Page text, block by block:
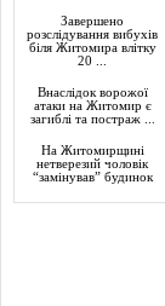
Завершено
розслідування вибухів
біля Житомира влітку
20 ...
Внаслідок ворожої
атаки на Житомир є
загиблі та постраж ...
На Житомирщині
нетверезий чоловік
“замінував” будинок